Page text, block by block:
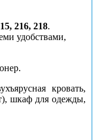
216, 218.
удобствами,
кровать,
шкаф для одежды,